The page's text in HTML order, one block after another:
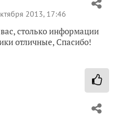
2013, 17:46
столько информации
отличные, Спасибо!